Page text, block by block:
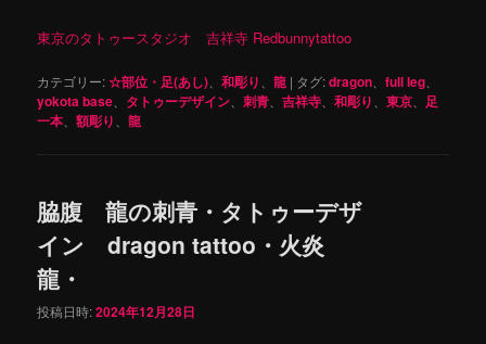
東京のタトゥースタジオ 吉祥寺 Redbunnytattoo
カテゴリー:☆部位・足(あし)、和彫り、龍 | タグ:dragon、full leg、
yokota base、 タトゥーデザイン、刺青、吉祥寺、和彫り、東京、 足
一本、額彫り、龍
脇腹 龍の刺青・タトゥーデザ
イン dragon tattoo・火炎
龍・
投稿日時:2024年12月28日